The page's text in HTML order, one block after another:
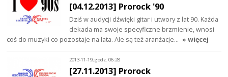
[04.12.2013] Prorock '90
Dziś w audycji dźwięki gitar i utwory z lat 90. Każda
dekada ma swoje specyficzne brzmienie, wnosi
coś do muzyki co pozostaje na lata. Ale są też aranżacje… » więcej
2013-11-19, godz. 06:28
[27.11.2013] Prorock